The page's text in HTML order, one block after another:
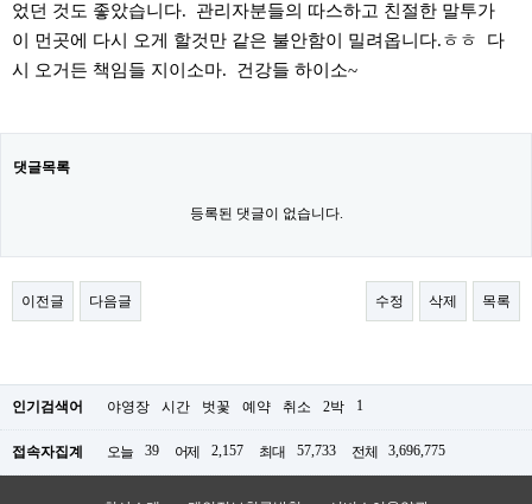
었던 것도 좋았습니다. 관리자분들의 따스하고 친절한 말투가
이 먼곳에 다시 오게 할것만 같은 불안함이 밀려옵니다.ㅎㅎ 다
시 오거든 책임들 지이소마. 건강들 하이소~
댓글목록
등록된 댓글이 없습니다.
이전글 다음글 수정 삭제 목록
인기검색어 야영장 시간 벗꽃 예약 취소 2박 1
접속자집계 오늘 39 어제 2,157 최대 57,733 전체 3,696,775